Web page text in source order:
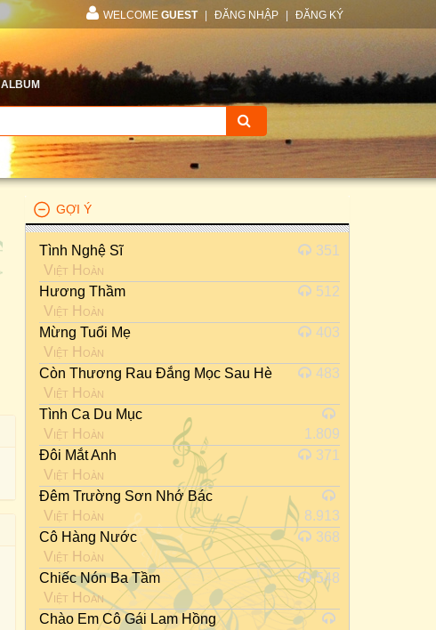
WELCOME GUEST ĐĂNG NHẬP ĐĂNG KÝ
ALBUM
GỢI Ý
Tình Nghệ Sĩ
Việt Hoàn
351
Hương Thầm
Việt Hoàn
512
Mừng Tuổi Mẹ
Việt Hoàn
403
Còn Thương Rau Đắng Mọc Sau Hè
Việt Hoàn
483
Tình Ca Du Mục
Việt Hoàn
1.809
Đôi Mắt Anh
Việt Hoàn
371
Đêm Trường Sơn Nhớ Bác
Việt Hoàn
8.913
Cô Hàng Nước
Việt Hoàn
368
Chiếc Nón Ba Tầm
Việt Hoàn
548
Chào Em Cô Gái Lam Hồng